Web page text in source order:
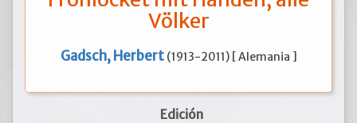
Völker
Gadsch, Herbert (1913-2011) [ Alemania ]
Edición